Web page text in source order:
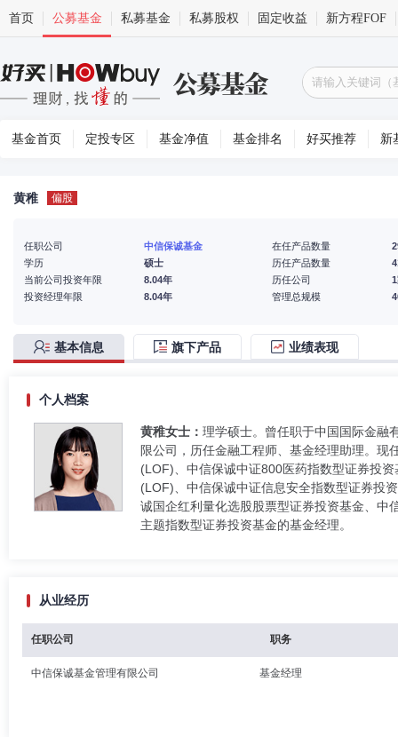
首页 公募基金 私募基金 私募股权 固定收益 新方程FOF
基金首页 定投专区 基金净值 基金排名 好买推荐 新
黄稚 偏股
任职公司
中信保诚基金
学历
硕士
当前公司投资年限
8.04年
投资经理年限
8.04年
在任产品数量
历任产品数量
历任公司
管理总规模
基本信息 旗下产品 业绩表现
个人档案
黄稚女士： 理学硕士。曾任职于中国国际金融
限公司，历任金融工程师、基金经理助理。
(LOF)、中信保诚中证800医药指数型证券投
(LOF)、中信保诚中证信息安全指数型证券投
诚国企红利量化选股股票型证券投资基金、中
主题指数型证券投资基金的基金经理。
从业经历
任职公司 职务
中信保诚基金管理有限公司 基金经理